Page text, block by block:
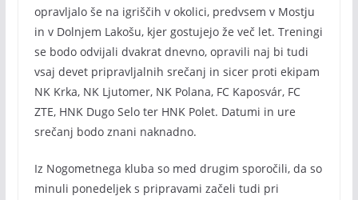
opravljalo še na igriščih v okolici, predvsem v Mostju
in v Dolnjem Lakošu, kjer gostujejo že več let. Treningi
se bodo odvijali dvakrat dnevno, opravili naj bi tudi
vsaj devet pripravljalnih srečanj in sicer proti ekipam
NK Krka, NK Ljutomer, NK Polana, FC Kaposvár, FC
ZTE, HNK Dugo Selo ter HNK Polet. Datumi in ure
srečanj bodo znani naknadno.
Iz Nogometnega kluba so med drugim sporočili, da so
minuli ponedeljek s pripravami začeli tudi pri